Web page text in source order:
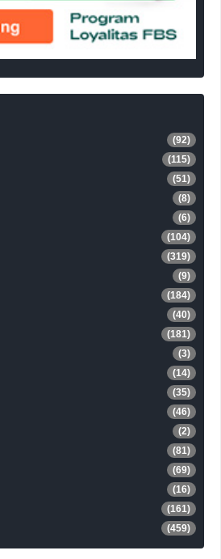
(92)
(115)
(51)
(8)
(6)
(104)
(319)
(9)
(184)
(40)
(181)
(3)
(14)
(35)
(46)
(2)
(81)
(69)
(16)
(161)
(459)